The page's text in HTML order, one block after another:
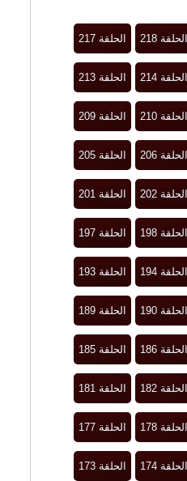
الحلقة 218 الحلقة 217
الحلقة 214 الحلقة 213
الحلقة 210 الحلقة 209
الحلقة 206 الحلقة 205
الحلقة 202 الحلقة 201
الحلقة 198 الحلقة 197
الحلقة 194 الحلقة 193
الحلقة 190 الحلقة 189
الحلقة 186 الحلقة 185
الحلقة 182 الحلقة 181
الحلقة 178 الحلقة 177
الحلقة 174 الحلقة 173